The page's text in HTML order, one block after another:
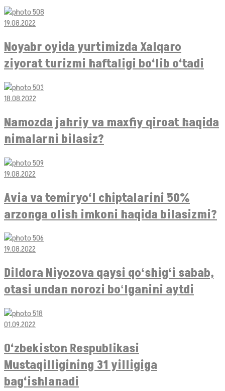
19.08.2022
Noyabr oyida yurtimizda Xalqaro
ziyorat turizmi haftaligi bo‘lib o‘tadi
18.08.2022
Namozda jahriy va maxfiy qiroat haqida
nimalarni bilasiz?
19.08.2022
Avia va temiryo‘l chiptalarini 50%
arzonga olish imkoni haqida bilasizmi?
19.08.2022
Dildora Niyozova qaysi qoʻshigʻi sabab,
otasi undan norozi boʻlganini aytdi
01.09.2022
O‘zbekiston Respublikasi
Mustaqilligining 31 yilligiga
bag‘ishlanadi